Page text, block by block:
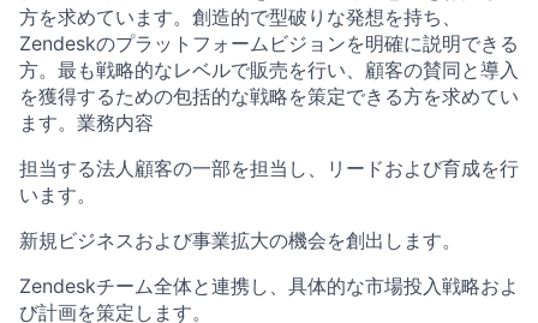
方を求めています。創造的で型破りな発想を持ち、
Zendeskのプラットフォームビジョンを明確に説明できる
方。最も戦略的なレベルで販売を行い、顧客の賛同と導入
を獲得するための包括的な戦略を策定できる方を求めてい
ます。業務内容
担当する法人顧客の一部を担当し、リードおよび育成を行
います。
新規ビジネスおよび事業拡大の機会を創出します。
Zendeskチーム全体と連携し、具体的な市場投入戦略およ
び計画を策定します。